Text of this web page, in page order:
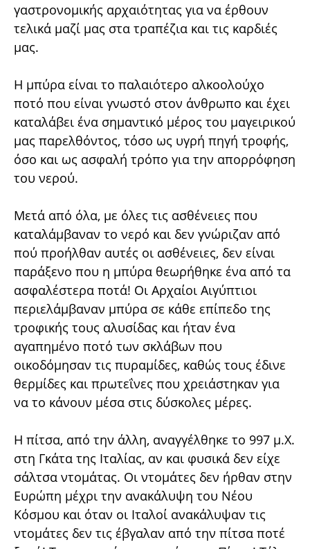
γαστρονομικής αρχαιότητας για να έρθουν
τελικά μαζί μας στα τραπέζια και τις καρδιές
μας.
Η μπύρα είναι το παλαιότερο αλκοολούχο
ποτό που είναι γνωστό στον άνθρωπο και έχει
καταλάβει ένα σημαντικό μέρος του μαγειρικού
μας παρελθόντος, τόσο ως υγρή πηγή τροφής,
όσο και ως ασφαλή τρόπο για την απορρόφηση
του νερού.
Μετά από όλα, με όλες τις ασθένειες που
καταλάμβαναν το νερό και δεν γνώριζαν από
πού προήλθαν αυτές οι ασθένειες, δεν είναι
παράξενο που η μπύρα θεωρήθηκε ένα από τα
ασφαλέστερα ποτά! Οι Αρχαίοι Αιγύπτιοι
περιελάμβαναν μπύρα σε κάθε επίπεδο της
τροφικής τους αλυσίδας και ήταν ένα
αγαπημένο ποτό των σκλάβων που
οικοδόμησαν τις πυραμίδες, καθώς τους έδινε
θερμίδες και πρωτεΐνες που χρειάστηκαν για
να το κάνουν μέσα στις δύσκολες μέρες.
Η πίτσα, από την άλλη, αναγγέλθηκε το 997 μ.Χ.
στη Γκάτα της Ιταλίας, αν και φυσικά δεν είχε
σάλτσα ντομάτας. Οι ντομάτες δεν ήρθαν στην
Ευρώπη μέχρι την ανακάλυψη του Νέου
Κόσμου και όταν οι Ιταλοί ανακάλυψαν τις
ντομάτες δεν τις έβγαλαν από την πίτσα ποτέ